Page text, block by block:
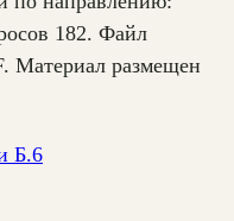
182. Файл
Материал размещен
Б.6